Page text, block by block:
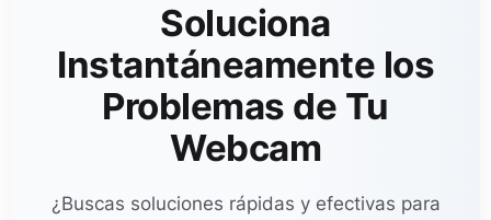
Soluciona
Instantáneamente los
Problemas de Tu
Webcam
¿Buscas soluciones rápidas y efectivas para